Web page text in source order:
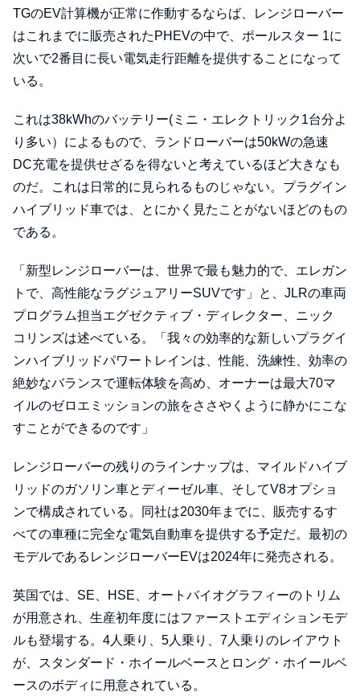
TGのEV計算機が正常に作動するならば、レンジローバー
はこれまでに販売されたPHEVの中で、ポールスター 1に
次いで2番目に長い電気走行距離を提供することになって
いる。
これは38kWhのバッテリー(ミニ・エレクトリック1台分よ
り多い）によるもので、ランドローバーは50kWの急速
DC充電を提供せざるを得ないと考えているほど大きなも
のだ。これは日常的に見られるものじゃない。プラグイン
ハイブリッド車では、とにかく見たことがないほどのもの
である。
「新型レンジローバーは、世界で最も魅力的で、エレガン
トで、高性能なラグジュアリーSUVです」と、JLRの車両
プログラム担当エグゼクティブ・ディレクター、ニック
コリンズは述べている。「我々の効率的な新しいプラグイ
ンハイブリッドパワートレインは、性能、洗練性、効率の
絶妙なバランスで運転体験を高め、オーナーは最大70マ
イルのゼロエミッションの旅をささやくように静かにこな
すことができるのです」
レンジローバーの残りのラインナップは、マイルドハイブ
リッドのガソリン車とディーゼル車、そしてV8オプショ
ンで構成されている。同社は2030年までに、販売するす
べての車種に完全な電気自動車を提供する予定だ。最初の
モデルであるレンジローバーEVは2024年に発売される。
英国では、SE、HSE、オートバイオグラフィーのトリム
が用意され、生産初年度にはファーストエディションモデ
ルも登場する。4人乗り、5人乗り、7人乗りのレイアウト
が、スタンダード・ホイールベースとロング・ホイールベ
ースのボディに用意されている。